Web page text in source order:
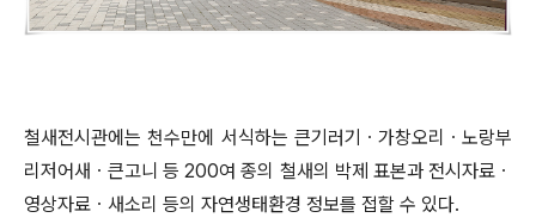
철새전시관에는 천수만에 서식하는 큰기러기 ㆍ 가창오리 ㆍ 노랑부
리저어새 ㆍ 큰고니 등200여 종의 철새의 박제 표본과 전시자료 ㆍ
영상자료 ㆍ 새소리 등의 자연생태환경 정보를 접할 수 있다.